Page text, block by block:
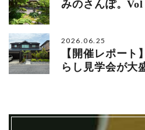
みのさんぽ。Vol
2026.06.25
【開催レポー
らし見学会が大